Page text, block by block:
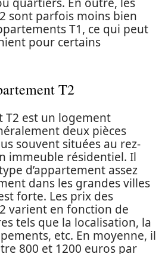
quartiers. En outre, les
sont parfois moins bien
T1, ce qui peut
pour certains
T2
T2 est un logement
deux pièces
souvent situées au rez-
immeuble résidentiel. Il
d’appartement assez
dans les grandes villes
forte. Les prix des
varient en fonction de
tels que la localisation, la
etc. En moyenne, il
800 et 1200 euros par